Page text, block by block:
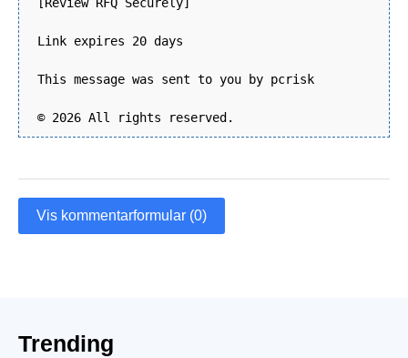
[Review RFQ Securely]
Link expires 20 days
This message was sent to you by pcrisk
© 2026 All rights reserved.
Vis kommentarformular (0)
Trending